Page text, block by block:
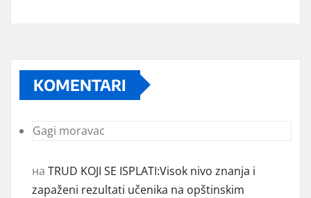
KOMENTARI
Gagi moravac
на TRUD KOJI SE ISPLATI:Visok nivo znanja i
zapaženi rezultati učenika na opštinskim